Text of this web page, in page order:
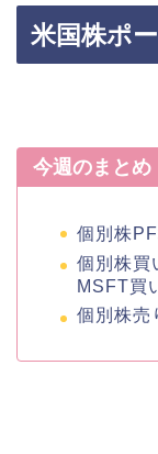
米国株ポ
今週のまとめ
個別株PF
個別株買
MSFT買
個別株売